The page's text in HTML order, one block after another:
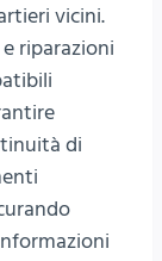
vicini.
riparazioni
di